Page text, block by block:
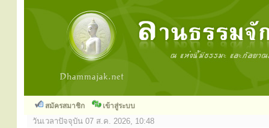
สมัครสมาชิก เข้าสู่ระบบ
วันเวลาปัจจุบัน 07 ส.ค. 2026, 10:48